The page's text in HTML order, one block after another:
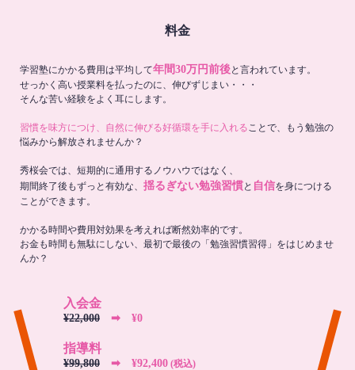
料金
学習塾にかかる費用は平均して年間30万円前後と言われています。
せっかく高い授業料を払ったのに、伸びずじまい・・・
そんな苦い経験をよく耳にします。
習慣を味方につけ、自然に伸びる好循環を手に入れる ことで、もう勉強の
悩みから解放されませんか？
秀桜会では、短期的に通用するノウハウではなく、
期間終了後もずっと有効な、 揺るぎない勉強習慣と 自信を身につける
ことができます。
かかる時間や費用対効果を考えれば断然効率的です。
お金も時間も無駄にしない、最初で最後の「勉強習慣習得」をはじめませ
んか？
入会金
¥22,000 ➡︎ ¥0
指導料
¥99,800 ➡︎ ¥92,400 (税込)